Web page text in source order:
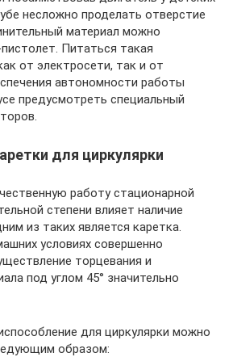
несложно проделать отверстие
материал можно
Питаться такая
от электросети, так и от
автономности работы
предусмотреть специальный
для циркулярки
работу стационарной
степени влияет наличие
из таких является каретка.
условиях совершенно
торцевания и
под углом 45° значительно
для циркулярки можно
образом: